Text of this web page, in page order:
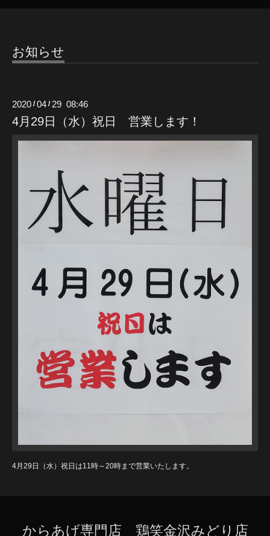
お知らせ
2020 /04 / 29 08:46
4月29日（水）祝日 営業します！
4月29日（水）祝日は11時～20時まで営業いたします。
からあげ専門店 鶏笑金沢みどり店